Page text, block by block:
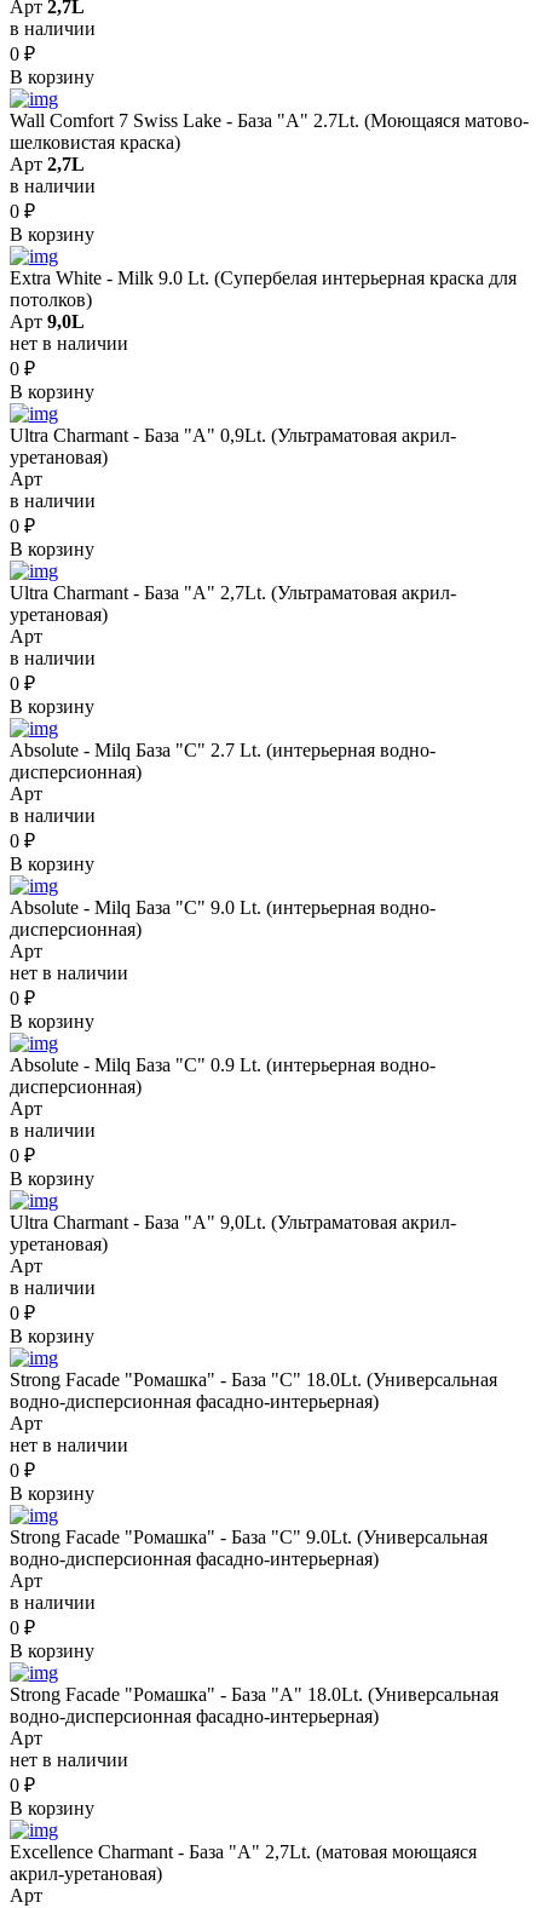
Арт 2,7L
в наличии
0 ₽
В корзину
Wall Comfort 7 Swiss Lake - База "A" 2.7Lt. (Моющаяся матово-
шелковистая краска)
Арт 2,7L
в наличии
0 ₽
В корзину
Extra White - Milk 9.0 Lt. (Супербелая интерьерная краска для
потолков)
Арт 9,0L
нет в наличии
0 ₽
В корзину
Ultra Charmant - База "А" 0,9Lt. (Ультраматовая акрил-
уретановая)
Арт
в наличии
0 ₽
В корзину
Ultra Charmant - База "А" 2,7Lt. (Ультраматовая акрил-
уретановая)
Арт
в наличии
0 ₽
В корзину
Absolute - Milq База "C" 2.7 Lt. (интерьерная водно-
дисперсионная)
Арт
в наличии
0 ₽
В корзину
Absolute - Milq База "C" 9.0 Lt. (интерьерная водно-
дисперсионная)
Арт
нет в наличии
0 ₽
В корзину
Absolute - Milq База "C" 0.9 Lt. (интерьерная водно-
дисперсионная)
Арт
в наличии
0 ₽
В корзину
Ultra Charmant - База "А" 9,0Lt. (Ультраматовая акрил-
уретановая)
Арт
в наличии
0 ₽
В корзину
Strong Facade "Ромашка" - База "С" 18.0Lt. (Универсальная
водно-дисперсионная фасадно-интерьерная)
Арт
нет в наличии
0 ₽
В корзину
Strong Facade "Ромашка" - База "С" 9.0Lt. (Универсальная
водно-дисперсионная фасадно-интерьерная)
Арт
в наличии
0 ₽
В корзину
Strong Facade "Ромашка" - База "А" 18.0Lt. (Универсальная
водно-дисперсионная фасадно-интерьерная)
Арт
нет в наличии
0 ₽
В корзину
Excellence Charmant - База "A" 2,7Lt. (матовая моющаяся
акрил-уретановая)
Арт